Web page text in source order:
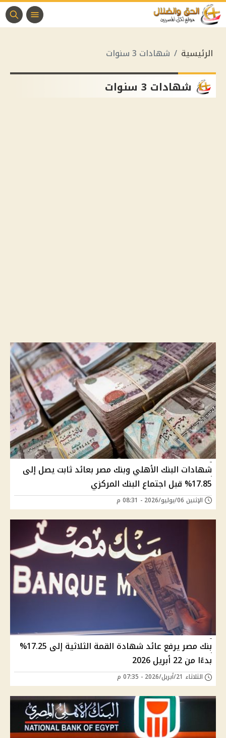
الرئيسية شهادات 3 سنوات
شهادات 3 سنوات
شهادات البنك الأهلي وبنك مصر بعائد ثابت يصل إلى
17.85% قبل اجتماع البنك المركزي
الإثنين 06/يوليو/2026 - 08:31 م
بنك مصر يرفع عائد شهادة القمة الثلاثية إلى 17.25%
بدءًا من 22 أبريل 2026
الثلاثاء 21/أبريل/2026 - 07:35 م